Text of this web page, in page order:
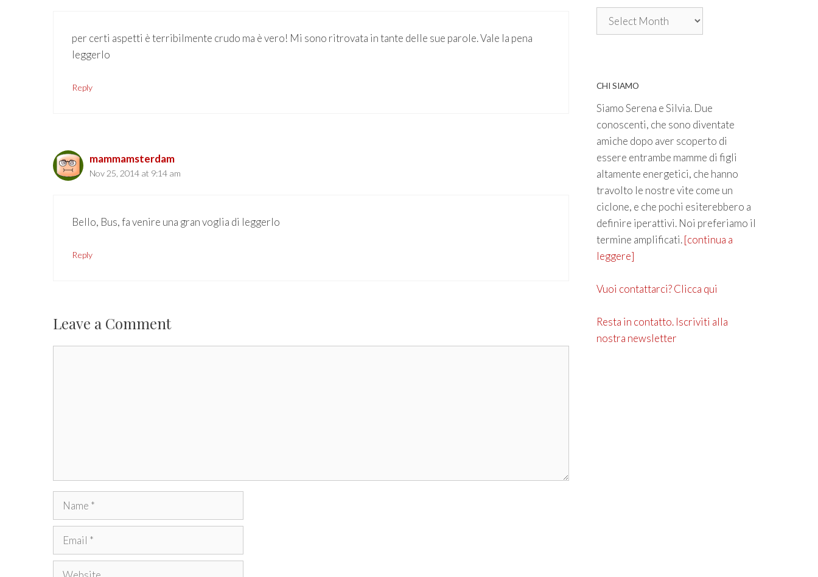
per certi aspetti è terribilmente crudo ma è vero! Mi sono ritrovata in tante delle sue parole. Vale la pena
leggerlo
Reply
mammamsterdam
Nov 25, 2014 at 9:14 am
Bello, Bus, fa venire una gran voglia di leggerlo
Reply
Leave a Comment
Name
Email
Website
Archivio
CHI SIAMO
Siamo Serena e Silvia. Due
conoscenti, che sono diventate
amiche dopo aver scoperto di
essere entrambe mamme di figli
altamente energetici, che hanno
travolto le nostre vite come un
ciclone, e che pochi esiterebbero a
definire iperattivi. Noi preferiamo il
termine amplificati.[continua a
leggere]
Vuoi contattarci? Clicca qui
Resta in contatto. Iscriviti alla
nostra newsletter